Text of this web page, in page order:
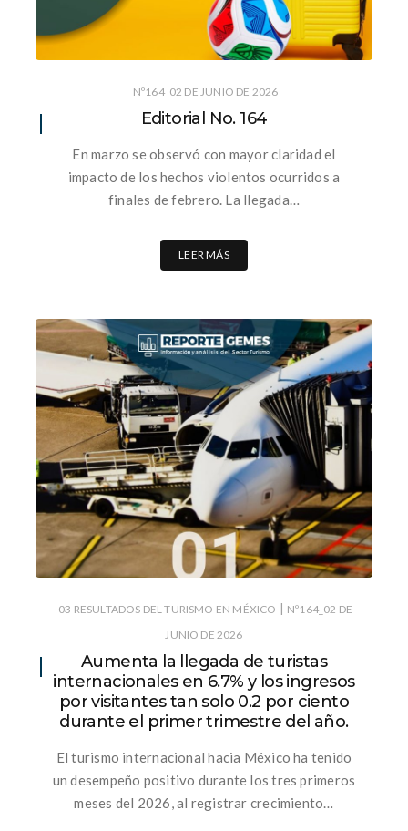
Nº164_02 DE JUNIO DE 2026
Editorial No. 164
En marzo se observó con mayor claridad el
impacto de los hechos violentos ocurridos a
finales de febrero. La llegada…
LEER MÁS
03 RESULTADOS DEL TURISMO EN MÉXICO | Nº164_02 DE
JUNIO DE 2026
Aumenta la llegada de turistas
internacionales en 6.7% y los ingresos
por visitantes tan solo 0.2 por ciento
durante el primer trimestre del año.
El turismo internacional hacia México ha tenido
un desempeño positivo durante los tres primeros
meses del 2026, al registrar crecimiento…